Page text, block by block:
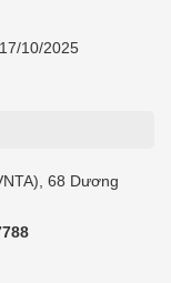
10/2025
68 Dương